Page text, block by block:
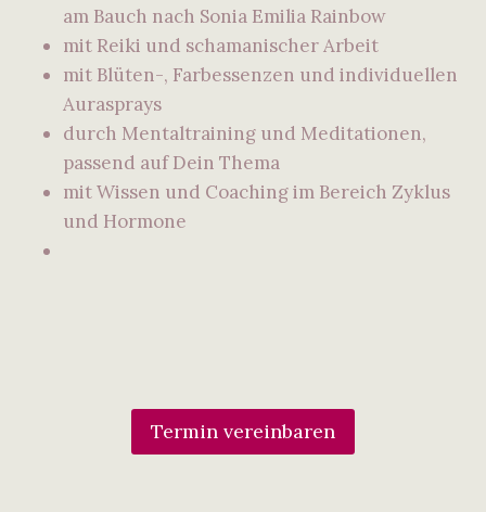
am Bauch nach Sonia Emilia Rainbow
mit Reiki und schamanischer Arbeit
mit Blüten-, Farbessenzen und individuellen
Aurasprays
durch Mentaltraining und Meditationen,
passend auf Dein Thema
mit Wissen und Coaching im Bereich Zyklus
und Hormone
Termin vereinbaren